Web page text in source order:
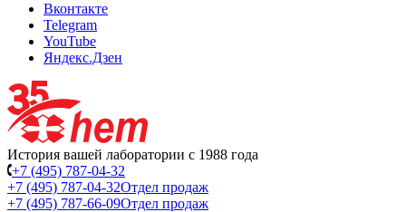
Вконтакте
Telegram
YouTube
Яндекс.Дзен
История вашей лаборатории с 1988 года
+7 (495) 787-04-32
+7 (495) 787-04-32Отдел продаж
+7 (495) 787-66-09Отдел продаж